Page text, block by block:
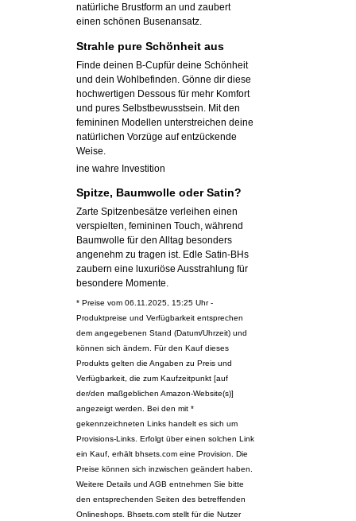
natürliche Brustform an und zaubert
einen schönen Busenansatz.
Strahle pure Schönheit aus
Finde deinen B-Cupfür deine Schönheit
und dein Wohlbefinden. Gönne dir diese
hochwertigen Dessous für mehr Komfort
und pures Selbstbewusstsein. Mit den
femininen Modellen unterstreichen deine
natürlichen Vorzüge auf entzückende
Weise.
ine wahre Investition
Spitze, Baumwolle oder Satin?
Zarte Spitzenbesätze verleihen einen
verspielten, femininen Touch, während
Baumwolle für den Alltag besonders
angenehm zu tragen ist. Edle Satin-BHs
zaubern eine luxuriöse Ausstrahlung für
besondere Momente.
* Preise vom 06.11.2025, 15:25 Uhr -
Produktpreise und Verfügbarkeit entsprechen
dem angegebenen Stand (Datum/Uhrzeit) und
können sich ändern. Für den Kauf dieses
Produkts gelten die Angaben zu Preis und
Verfügbarkeit, die zum Kaufzeitpunkt [auf
der/den maßgeblichen Amazon-Website(s)]
angezeigt werden. Bei den mit *
gekennzeichneten Links handelt es sich um
Provisions-Links. Erfolgt über einen solchen Link
ein Kauf, erhält bhsets.com eine Provision. Die
Preise können sich inzwischen geändert haben.
Weitere Details und AGB entnehmen Sie bitte
den entsprechenden Seiten des betreffenden
Onlineshops. Bhsets.com stellt für die Nutzer